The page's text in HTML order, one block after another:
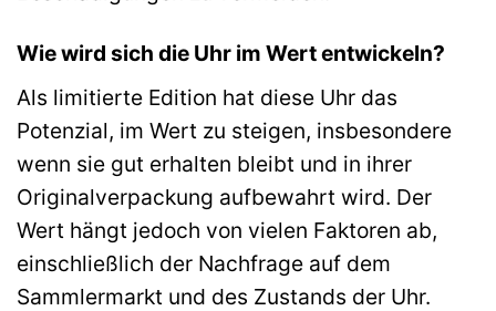
Wie wird sich die Uhr im Wert entwickeln?
Als limitierte Edition hat diese Uhr das
Potenzial, im Wert zu steigen, insbesondere
wenn sie gut erhalten bleibt und in ihrer
Originalverpackung aufbewahrt wird. Der
Wert hängt jedoch von vielen Faktoren ab,
einschließlich der Nachfrage auf dem
Sammlermarkt und des Zustands der Uhr.